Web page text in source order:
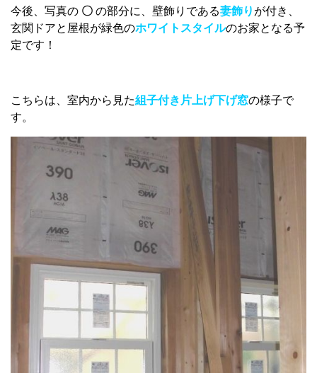
今後、写真の 〇 の部分に、壁飾りである妻飾り が付き、
玄関ドアと屋根が緑色のホワイトスタイルのお家となる予
定です！
こちらは、室内から見た組子付き片上げ下げ窓の様子で
す。